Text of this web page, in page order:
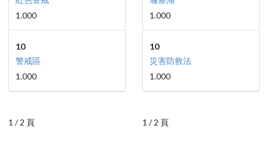
1.000
10
警戒區
1.000
1 / 2 頁
1.000
10
災害防救法
1.000
1 / 2 頁